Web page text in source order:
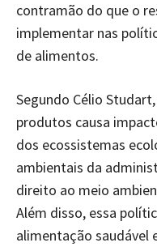
contramão do que o
implementar nas
de alimentos.
Segundo Célio
produtos causa
dos ecossistemas
ambientais da
direito ao meio
Além disso, essa
alimentação saudável